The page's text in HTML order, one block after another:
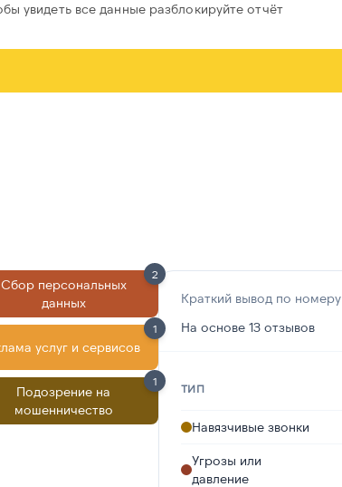
увидеть все данные разблокируйте отчёт
Сбор персональных
данных
2
услуг и сервисов
1
Подозрение на
мошенничество
1
Краткий вывод по номеру
На основе 13 отзывов
ТИП
Навязчивые звонки
Угрозы или
давление